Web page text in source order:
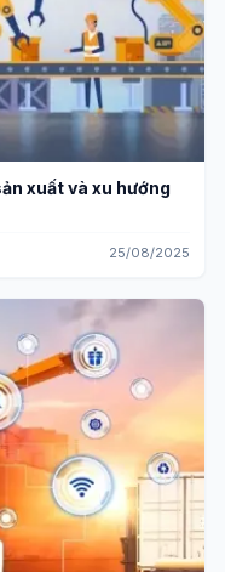
xuất và xu hướng
25/08/2025